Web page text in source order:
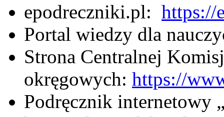
epodreczniki.pl: https://
Portal wiedzy dla
Strona Centralnej
okręgowych: https://
Podręcznik internetowy